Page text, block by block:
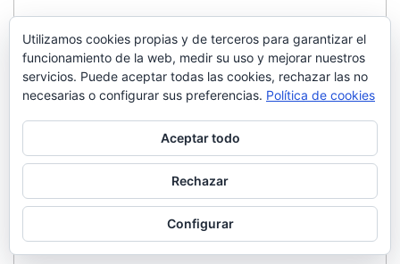
Utilizamos cookies propias y de terceros para garantizar el
funcionamiento de la web, medir su uso y mejorar nuestros
servicios. Puede aceptar todas las cookies, rechazar las no
necesarias o configurar sus preferencias. Política de cookies
Aceptar todo
Rechazar
Configurar